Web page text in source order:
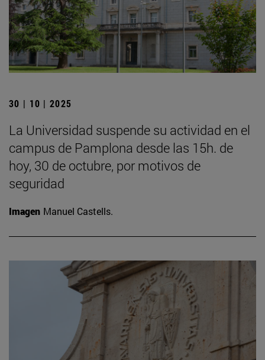
30 | 10 | 2025
La Universidad suspende su actividad en el
campus de Pamplona desde las 15h. de
hoy, 30 de octubre, por motivos de
seguridad
Imagen Manuel Castells.